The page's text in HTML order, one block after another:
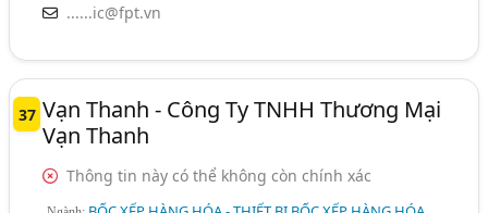
......ic@fpt.vn
37 Vạn Thanh - Công Ty TNHH Thương Mại
Vạn Thanh
Thông tin này có thể không còn chính xác